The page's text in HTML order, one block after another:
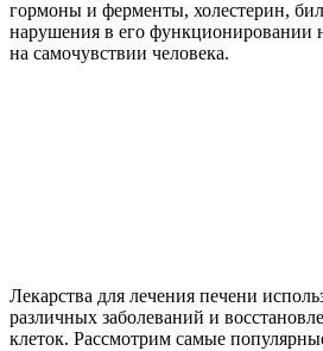
гормоны и ферменты, холестерин,
нарушения в его функционировании
на самочувствии человека.
Лекарства для лечения печени
различных заболеваний и
клеток. Рассмотрим самые